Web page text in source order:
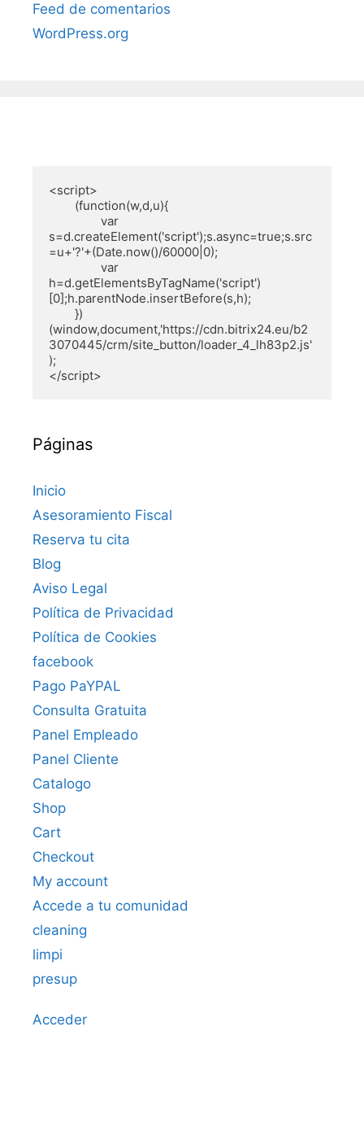
Feed de comentarios
WordPress.org
<script>
s=d.createElement('script');s.async=true;s.src
=u+'?'+(Date.now()/60000|0);
h=d.getElementsByTagName('script')
[0];h.parentNode.insertBefore(s,h);
(window,document,'https://cdn.bitrix24.eu/b2
3070445/crm/site_button/loader_4_lh83p2.js'
);
</script>
Páginas
Inicio
Asesoramiento Fiscal
Reserva tu cita
Blog
Aviso Legal
Política de Privacidad
Política de Cookies
facebook
Pago PaYPAL
Consulta Gratuita
Panel Empleado
Panel Cliente
Catalogo
Shop
Cart
Checkout
My account
Accede a tu comunidad
cleaning
limpi
presup
Acceder